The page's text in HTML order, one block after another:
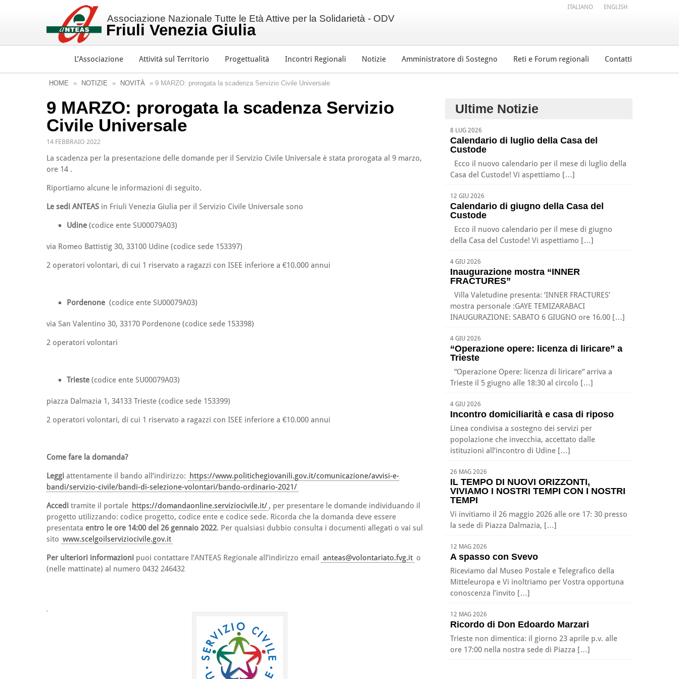
Associazione Nazionale Tutte le Età Attive per la Solidarietà - ODV
Friuli Venezia Giulia
L’Associazione Attività sul Territorio Progettualità Incontri Regionali Notizie Amministratore di Sostegno Reti e Forum regionali Contatti
ITALIANO ENGLISH
HOME » NOTIZIE » NOVITÀ » 9 MARZO: prorogata la scadenza Servizio Civile Universale
9 MARZO: prorogata la scadenza Servizio
Civile Universale
14 FEBBRAIO 2022
La scadenza per la presentazione delle domande per il Servizio Civile Universale è stata prorogata al 9 marzo,
ore 14 .
Riportiamo alcune le informazioni di seguito.
Le sedi ANTEAS in Friuli Venezia Giulia per il Servizio Civile Universale sono
Udine (codice ente SU00079A03)
via Romeo Battistig 30, 33100 Udine (codice sede 153397)
2 operatori volontari, di cui 1 riservato a ragazzi con ISEE inferiore a €10.000 annui
Pordenone (codice ente SU00079A03)
via San Valentino 30, 33170 Pordenone (codice sede 153398)
2 operatori volontari
Trieste (codice ente SU00079A03)
piazza Dalmazia 1, 34133 Trieste (codice sede 153399)
2 operatori volontari, di cui 1 riservato a ragazzi con ISEE inferiore a €10.000 annui
Come fare la domanda?
Leggi attentamente il bando all’indirizzo: https://www.politichegiovanili.gov.it/comunicazione/avvisi-e-
bandi/servizio-civile/bandi-di-selezione-volontari/bando-ordinario-2021/
Accedi tramite il portale https://domandaonline.serviziocivile.it/ , per presentare le domande individuando il
progetto utilizzando: codice progetto, codice ente e codice sede. Ricorda che la domanda deve essere
presentata entro le ore 14:00 del 26 gennaio 2022. Per qualsiasi dubbio consulta i documenti allegati o vai sul
sito www.scelgoilserviziocivile.gov.it
Per ulteriori informazioni puoi contattare l’ANTEAS Regionale all’indirizzo email anteas@volontariato.fvg.it o
(nelle mattinate) al numero 0432 246432
Ultime Notizie
8 LUG 2026
Calendario di luglio della Casa del
Custode
Ecco il nuovo calendario per il mese di luglio della
Casa del Custode! Vi aspettiamo […]
12 GIU 2026
Calendario di giugno della Casa del
Custode
Ecco il nuovo calendario per il mese di giugno
della Casa del Custode! Vi aspettiamo […]
4 GIU 2026
Inaugurazione mostra “INNER
FRACTURES”
Villa Valetudine presenta: ‘INNER FRACTURES’
mostra personale :GAYE TEMIZARABACI
INAUGURAZIONE: SABATO 6 GIUGNO ore 16.00 […]
4 GIU 2026
“Operazione opere: licenza di liricare” a
Trieste
“Operazione Opere: licenza di liricare” arriva a
Trieste il 5 giugno alle 18:30 al circolo […]
4 GIU 2026
Incontro domiciliarità e casa di riposo
Linea condivisa a sostegno dei servizi per
popolazione che invecchia, accettato dalle
istituzioni all’incontro di Udine […]
26 MAG 2026
IL TEMPO DI NUOVI ORIZZONTI,
VIVIAMO I NOSTRI TEMPI CON I NOSTRI
TEMPI
Vi invitiamo il 26 maggio 2026 alle ore 17: 30 presso
la sede di Piazza Dalmazia, […]
12 MAG 2026
A spasso con Svevo
Riceviamo dal Museo Postale e Telegrafico della
Mitteleuropa e Vi inoltriamo per Vostra opportuna
conoscenza l’invito […]
12 MAG 2026
Ricordo di Don Edoardo Marzari
Trieste non dimentica: il giorno 23 aprile p.v. alle
ore 17:00 nella nostra sede di Piazza […]